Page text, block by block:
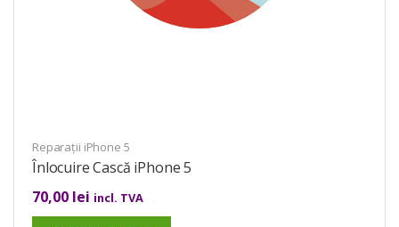
Reparații iPhone 5
Înlocuire Cască iPhone 5
70,00 lei incl. TVA